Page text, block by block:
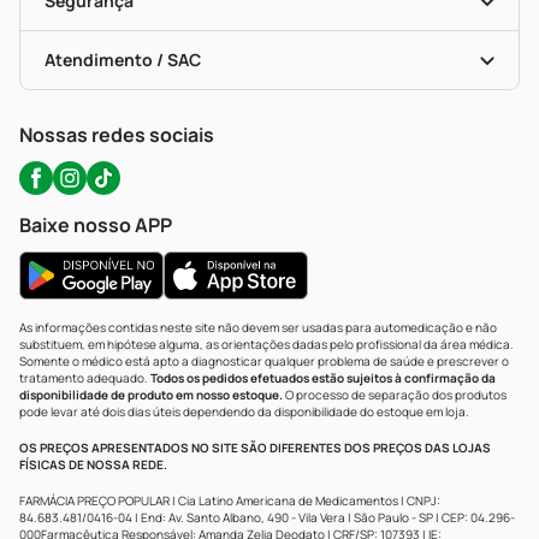
Troca E Devolução
Bulas De A A Z
Políticas De Marketplace
Testes Rápidos
Autoteste Covid-19
Certificado De Segurança
Portal Da Privacidade
Atendimento / SAC
WhatsApp (47) 9202-1687
Nossas redes sociais
Baixe nosso APP
As informações contidas neste site não devem ser usadas para automedicação e não
substituem, em hipótese alguma, as orientações dadas pelo profissional da área médica.
Somente o médico está apto a diagnosticar qualquer problema de saúde e prescrever o
tratamento adequado. Todos os pedidos efetuados estão sujeitos à confirmação da
disponibilidade de produto em nosso estoque.O processo de separação dos produtos
pode levar até dois dias úteis dependendo da disponibilidade do estoque em loja.
OS PREÇOS APRESENTADOS NO SITE SÃO DIFERENTES DOS PREÇOS DAS LOJAS
FÍSICAS DE NOSSA REDE.
FARMÁCIA PREÇO POPULAR | Cia Latino Americana de Medicamentos | CNPJ:
84.683.481/0416-04 | End: Av. Santo Albano, 490 - Vila Vera | São Paulo - SP | CEP: 04.296-
000Farmacêutica Responsável: Amanda Zelia Deodato | CRF/SP: 107393 | IE: